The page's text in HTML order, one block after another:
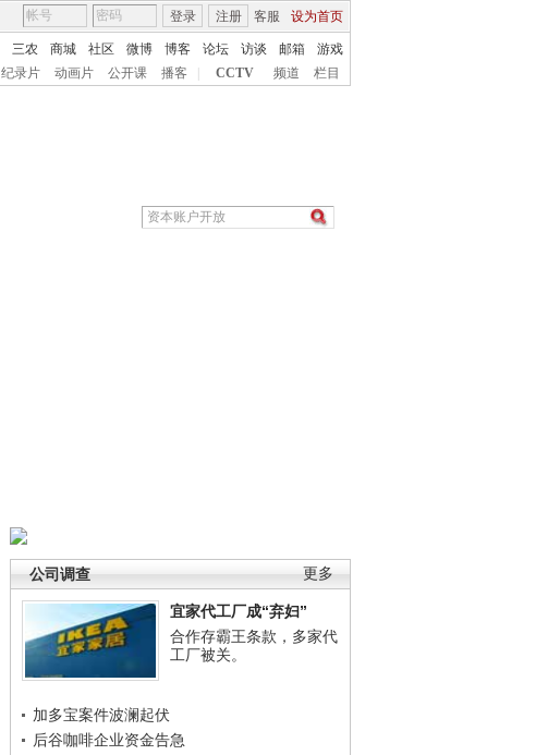
客服 设为首页
登录 注册
三农 商城 社区 微博 博客 论坛 访谈 邮箱
游戏
纪录片 动画片 公开课 播客 CCTV 频道 栏目
更多
公司调查
宜家代工厂成“弃妇”
合作存霸王条款，多家代
工厂被关。
加多宝案件波澜起伏
后谷咖啡企业资金告急